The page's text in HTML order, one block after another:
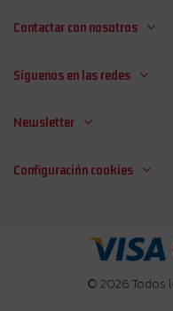
Contactar con nosotros
Síguenos en las redes
Newsletter
Configuración cookies
© 2026 Todos